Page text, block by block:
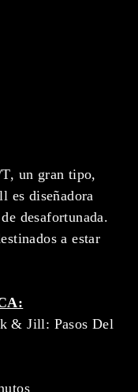
un gran tipo,
es diseñadora
desafortunada.
a estar
& Jill: Pasos Del